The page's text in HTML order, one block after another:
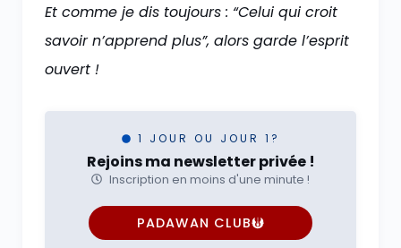
Et comme je dis toujours : “Celui qui croit
savoir n’apprend plus”, alors garde l’esprit
ouvert !
1 JOUR OU JOUR 1?
Rejoins ma newsletter privée !
Inscription en moins d'une minute !
PADAWAN CLUB